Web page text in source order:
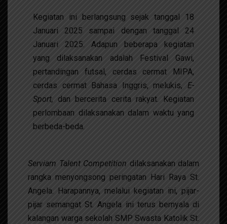
Kegiatan ini berlangsung sejak tanggal 18
Januari 2025 sampai dengan tanggal 24
Januari 2025. Adapun beberapa kegiatan
yang dilaksanakan adalah Festival Gawi,
pertandingan futsal, cerdas cermat MIPA,
cerdas cermat Bahasa Inggris, melukis, E-
Sport,dan bercerita cerita rakyat. Kegiatan
perlombaan dilaksanakan dalam waktu yang
berbeda-beda.
Serviam Talent Competition dilaksanakan dalam
rangka menyongsong peringatan Hari Raya St.
Angela. Harapannya, melalui kegiatan ini, pijar-
pijar semangat St. Angela ini terus bernyala di
kalangan warga sekolah SMP Swasta Katolik St.